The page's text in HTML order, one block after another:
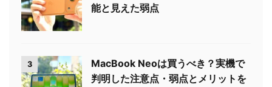
能と見えた弱点
3
MacBook Neoは買うべき？実機で
判明した注意点・弱点とメリットを